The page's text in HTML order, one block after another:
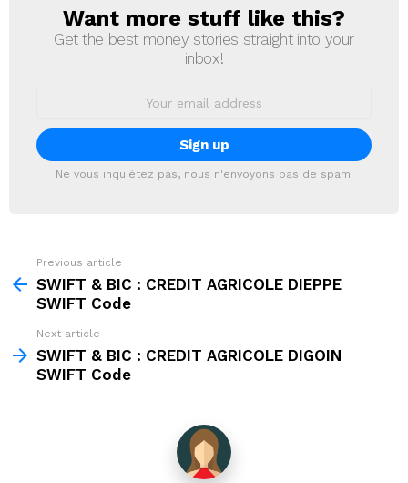
NEWSLETTER
Want more stuff like this?
Get the best money stories straight into your
inbox!
Ne vous inquiétez pas, nous n'envoyons pas de spam.
more
Previous article
SWIFT & BIC : CREDIT AGRICOLE DIEPPE
SWIFT Code
Next article
SWIFT & BIC : CREDIT AGRICOLE DIGOIN
SWIFT Code